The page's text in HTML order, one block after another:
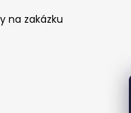
na zakázku